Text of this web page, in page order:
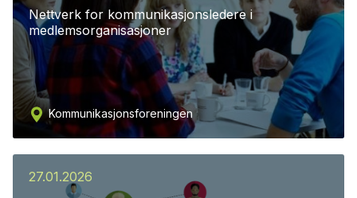
Nettverk for kommunikasjonsledere i
medlemsorganisasjoner
Kommunikasjonsforeningen
27.01.2026